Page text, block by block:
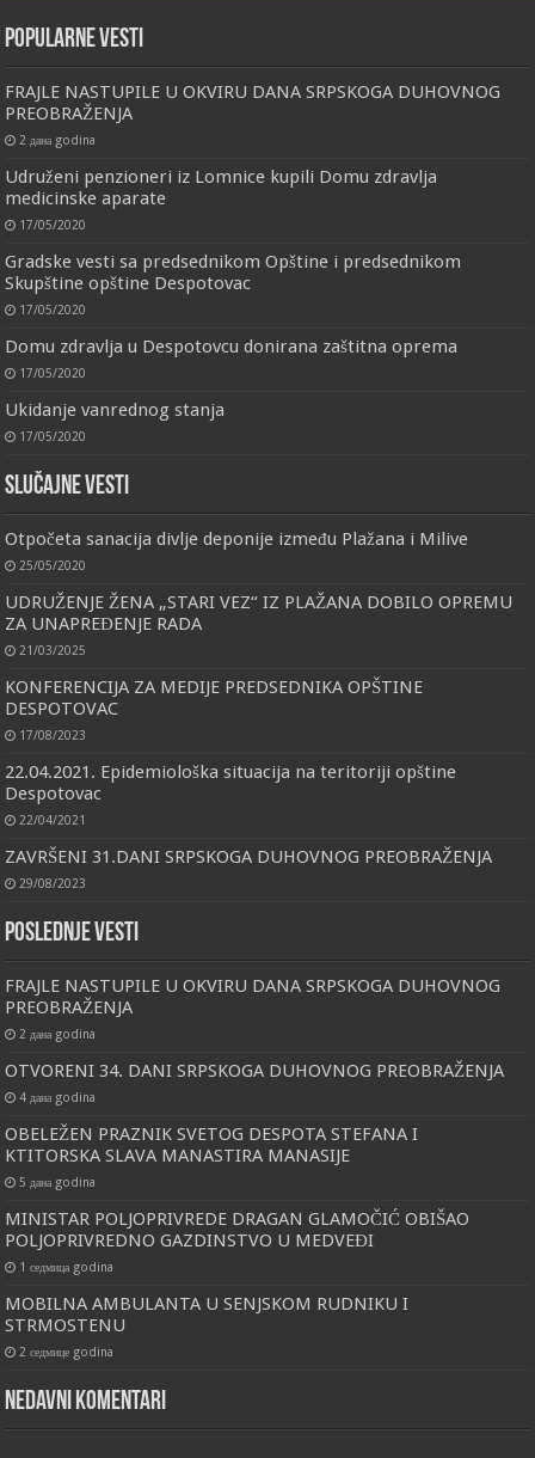
Popularne vesti
FRAJLE NASTUPILE U OKVIRU DANA SRPSKOGA DUHOVNOG
PREOBRAŽENJA
2 дана godina
Udruženi penzioneri iz Lomnice kupili Domu zdravlja
medicinske aparate
17/05/2020
Gradske vesti sa predsednikom Opštine i predsednikom
Skupštine opštine Despotovac
17/05/2020
Domu zdravlja u Despotovcu donirana zaštitna oprema
17/05/2020
Ukidanje vanrednog stanja
17/05/2020
Slučajne vesti
Otpočeta sanacija divlje deponije između Plažana i Milive
25/05/2020
UDRUŽENJE ŽENA „STARI VEZ“ IZ PLAŽANA DOBILO OPREMU
ZA UNAPREĐENJE RADA
21/03/2025
KONFERENCIJA ZA MEDIJE PREDSEDNIKA OPŠTINE
DESPOTOVAC
17/08/2023
22.04.2021. Epidemiološka situacija na teritoriji opštine
Despotovac
22/04/2021
ZAVRŠENI 31.DANI SRPSKOGA DUHOVNOG PREOBRAŽENJA
29/08/2023
Poslednje vesti
FRAJLE NASTUPILE U OKVIRU DANA SRPSKOGA DUHOVNOG
PREOBRAŽENJA
2 дана godina
OTVORENI 34. DANI SRPSKOGA DUHOVNOG PREOBRAŽENJA
4 дана godina
OBELEŽEN PRAZNIK SVETOG DESPOTA STEFANA I
KTITORSKA SLAVA MANASTIRA MANASIJE
5 дана godina
MINISTAR POLJOPRIVREDE DRAGAN GLAMOČIĆ OBIŠAO
POLJOPRIVREDNO GAZDINSTVO U MEDVEĐI
1 седмица godina
MOBILNA AMBULANTA U SENJSKOM RUDNIKU I
STRMOSTENU
2 седмице godina
Nedavni komentari